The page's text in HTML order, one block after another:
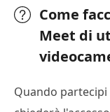
Come
Meet di
Quando